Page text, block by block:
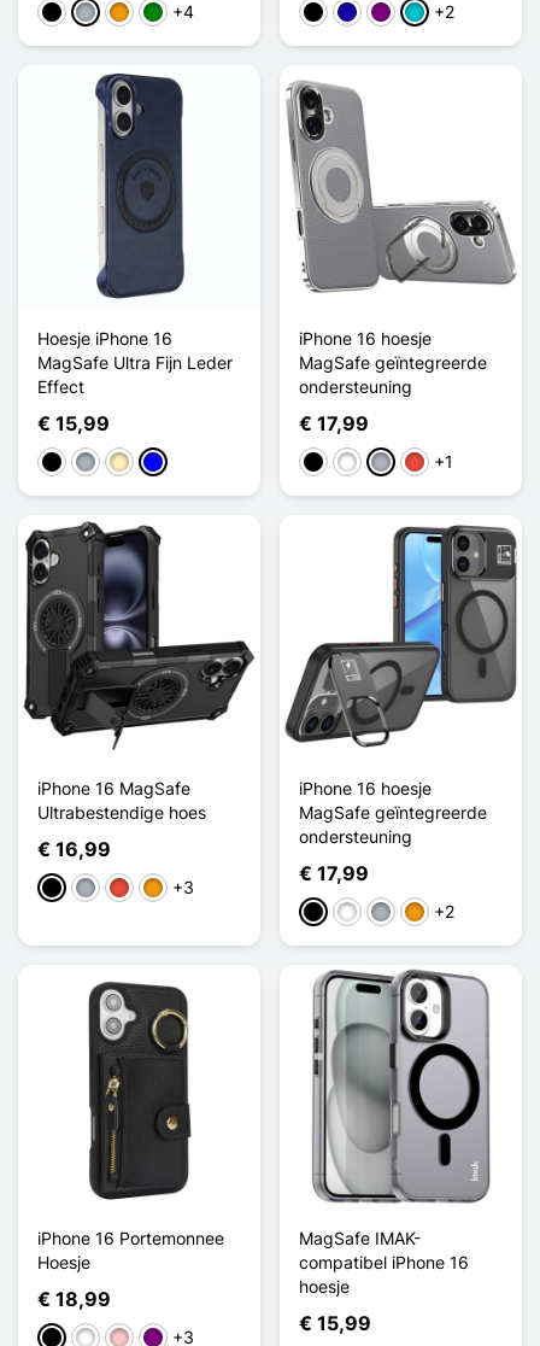
ZwartGrijsOranjeGroen
+4 ZwartDonkerblauw
PurperTurkoois
+2
Hoesje iPhone 16
MagSafe Ultra Fijn Leder
Effect
€ 15,99
ZwartGrijsGolden
Blauw
iPhone 16 hoesje
MagSafe geïntegreerde
ondersteuning
€ 17,99
ZwartWit GrijsRood+1
iPhone 16 MagSafe
Ultrabestendige hoes
€ 16,99
ZwartGrijsRoodOranje
+3
iPhone 16 hoesje
MagSafe geïntegreerde
ondersteuning
€ 17,99
ZwartWit GrijsOranje
+2
iPhone 16 Portemonnee
Hoesje
€ 18,99
ZwartWit RozePurper
+3
MagSafe IMAK-
compatibel iPhone 16
hoesje
€ 15,99